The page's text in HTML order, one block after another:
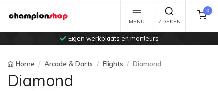
Eigen werkplaats en monteurs
MENU ZOEKEN
0
Home Arcade & Darts Flights Diamond
Diamond